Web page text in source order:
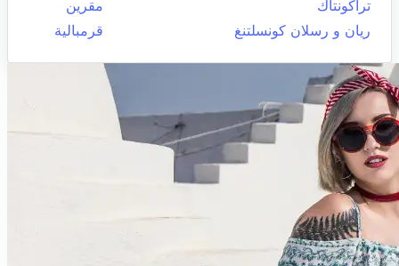
تراكونتاك
مقرين
ريان و رسلان كونسلتنغ
قرمبالية